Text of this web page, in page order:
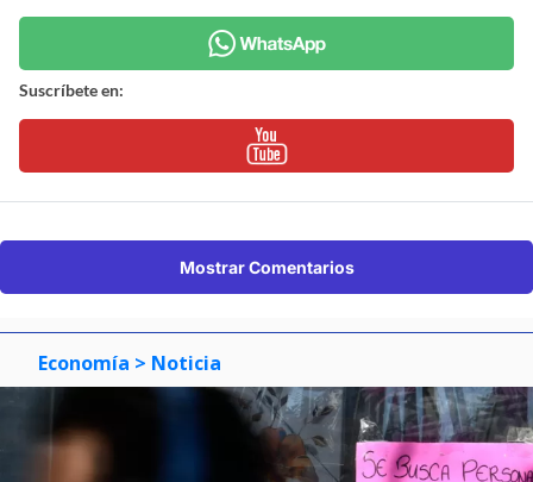
Suscríbete en:
Mostrar Comentarios
Economía > Noticia